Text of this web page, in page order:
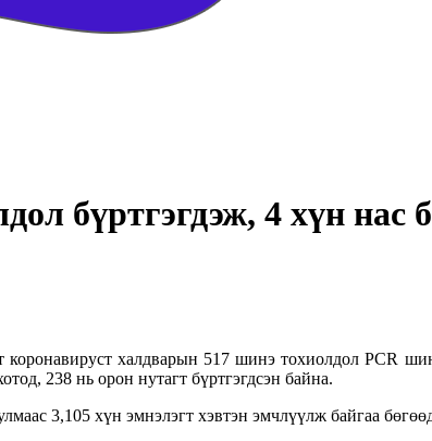
бүртгэгдэж, 4 хүн нас
халдварын 517 шинэ тохиолдол PCR
238 нь орон нутагт бүртгэгдсэн байна.
3,105 хүн эмнэлэгт хэвтэн эмчлүүлж байгаа